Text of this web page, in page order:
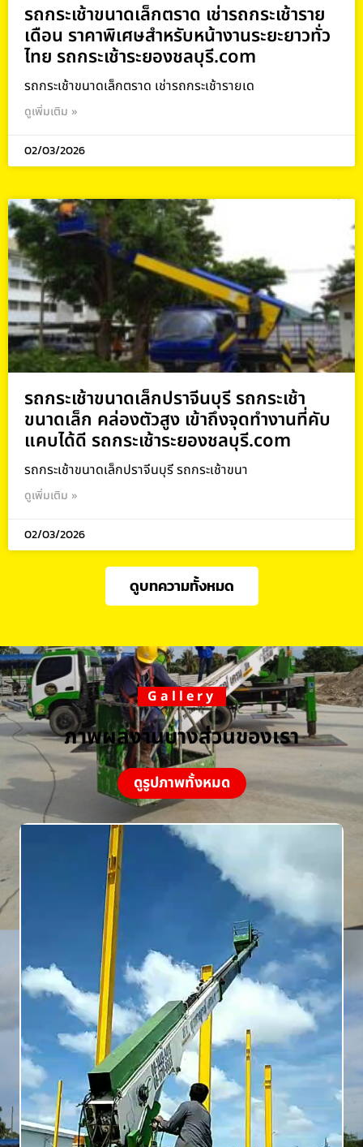
รถกระเช้าขนาดเล็กตราด เช่ารถกระเช้าราย
เดือน ราคาพิเศษสำหรับหน้างานระยะยาวทั่ว
ไทย รถกระเช้าระยองชลบุรี.com
รถกระเช้าขนาดเล็กตราด เช่ารถกระเช้ารายเด
ดูเพิ่มเติม »
02/03/2026
รถกระเช้าขนาดเล็กปราจีนบุรี รถกระเช้า
ขนาดเล็ก คล่องตัวสูง เข้าถึงจุดทำงานที่คับ
แคบได้ดี รถกระเช้าระยองชลบุรี.com
รถกระเช้าขนาดเล็กปราจีนบุรี รถกระเช้าขนา
ดูเพิ่มเติม »
02/03/2026
ดูบทความทั้งหมด
Gallery
ภาพผลงานบางส่วนของเรา
ดูรูปภาพทั้งหมด